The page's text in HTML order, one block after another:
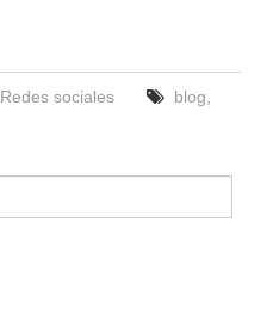
Redes sociales blog